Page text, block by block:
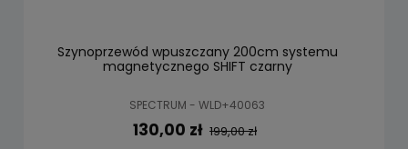
Szynoprzewód wpuszczany 200cm systemu
magnetycznego SHIFT czarny
SPECTRUM - WLD+40063
130,00 zł 199,00 zł